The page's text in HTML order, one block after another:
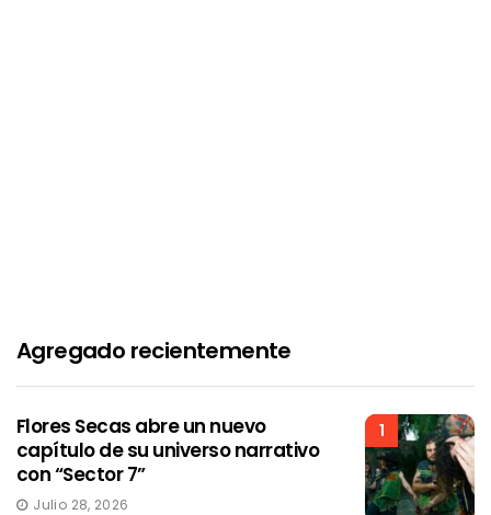
Agregado recientemente
1
Flores Secas abre un nuevo
capítulo de su universo narrativo
con “Sector 7”
Julio 28, 2026